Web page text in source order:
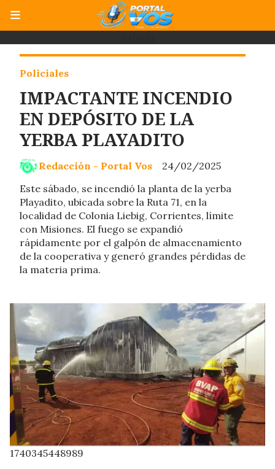
IMPACTANTE INCENDIO
EN DEPÓSITO DE LA
YERBA PLAYADITO
Este sábado, se incendió la planta de la yerba
Playadito, ubicada sobre la Ruta 71, en la
localidad de Colonia Liebig, Corrientes, límite
con Misiones. El fuego se expandió
rápidamente por el galpón de almacenamiento
de la cooperativa y generó grandes pérdidas de
la materia prima.
Policiales
24/02/2025
Redacción - Portal Vos
1740345448989